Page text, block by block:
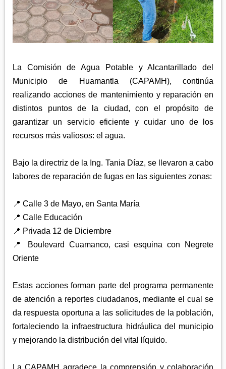
ZITLALTEPEC
TERRENATE
TLAXCO
XALOZTOC
CHIAUTEMPAN
CONTLA
SAN PABLO DEL MONTE
ZACATELCO
REGIÓN PONIENTE
CALPULALPAN
HUEYOTLIPAN
NANACAMILPA
SANCTÓRUM
La Comisión de Agua Potable y Alcantarillado del
Municipio de Huamantla (CAPAMH), continúa
realizando acciones de mantenimiento y reparación en
distintos puntos de la ciudad, con el propósito de
garantizar un servicio eficiente y cuidar uno de los
recursos más valiosos: el agua.
Bajo la directriz de la Ing. Tania Díaz, se llevaron a cabo
labores de reparación de fugas en las siguientes zonas:
📍 Calle 3 de Mayo, en Santa María
📍 Calle Educación
📍 Privada 12 de Diciembre
📍 Boulevard Cuamanco, casi esquina con Negrete
Oriente
Estas acciones forman parte del programa permanente
de atención a reportes ciudadanos, mediante el cual se
da respuesta oportuna a las solicitudes de la población,
fortaleciendo la infraestructura hidráulica del municipio
y mejorando la distribución del vital líquido.